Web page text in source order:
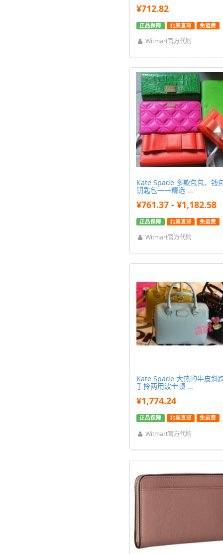
¥712.82
正品保障 北美直邮 免运费
Witmart官方代购
Kate Spade 多款包包、钱
钥匙包——精选 ...
¥761.37 - ¥1,182.58
正品保障 北美直邮 免运费
Witmart官方代购
Kate Spade 大热的牛皮斜
手拎两用波士顿 ...
¥1,774.24
正品保障 北美直邮 免运费
Witmart官方代购